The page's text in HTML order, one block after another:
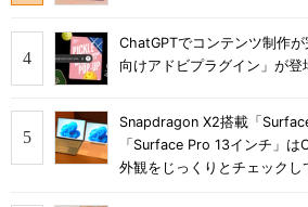
ChatGPTでコンテンツ制作
向けアドビプラグイン」が登
Snapdragon X2搭載「
「Surface Pro 13インチ」
外観をじっくりとチェックし